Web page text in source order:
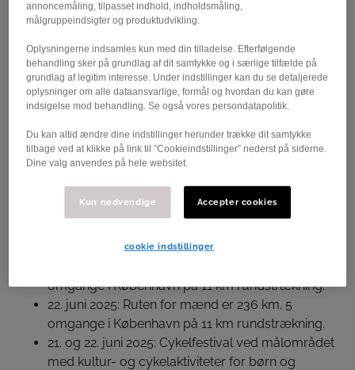
der består af et eliteløb for kvinder og et for mænd, har
arrangørerne klar med den endelige rute, hvor hvert
sving, bakke og by er kortlagt ned til mindste detalje.
Den endelige rute løber igennem ni
gennemkørselskommuner: Frederikssund, Egedal,
Hillerød, Fredensborg, Allerød, Furesø, Ballerup,
Rødovre og Frederiksberg.
20. juni 2025: Politisk cykeltopmøde –
Bike City Forum i København.
omgange i København på 11 km rundstrækning.
22. juni 2025: Ruten for mænd er 236 km. 5
omgange i København på 11 km rundstrækning.
21. og 22. juni 2025: Cykelfestival ved målområdet
med kultur- og cykelaktiviteter for børn og
annoncemåling, tilpasset indhold, indholdsmåling,
målgruppeindsigter og produktudvikling.
Oplysningerne indsamles kun med din tilladelse. Efterfølgende
behandling sker på grundlag af dit samtykke og i særlige tilfælde på
grundlag af legitim interesse. Under indstillinger kan du se detaljerede
oplysninger om alle dataansvarlige, formål og hvordan du kan gøre
indsigelse mod behandling. Se også vores persondatapolitik.
Du kan altid ændre dine indstillinger herunder trække dit samtykke
tilbage ved at klikke på link til ”Cookieindstillinger” nederst på siderne.
Dine valg anvendes på hele websitet.
Kun nødvendige Accepter cookies
cookie indstillinger